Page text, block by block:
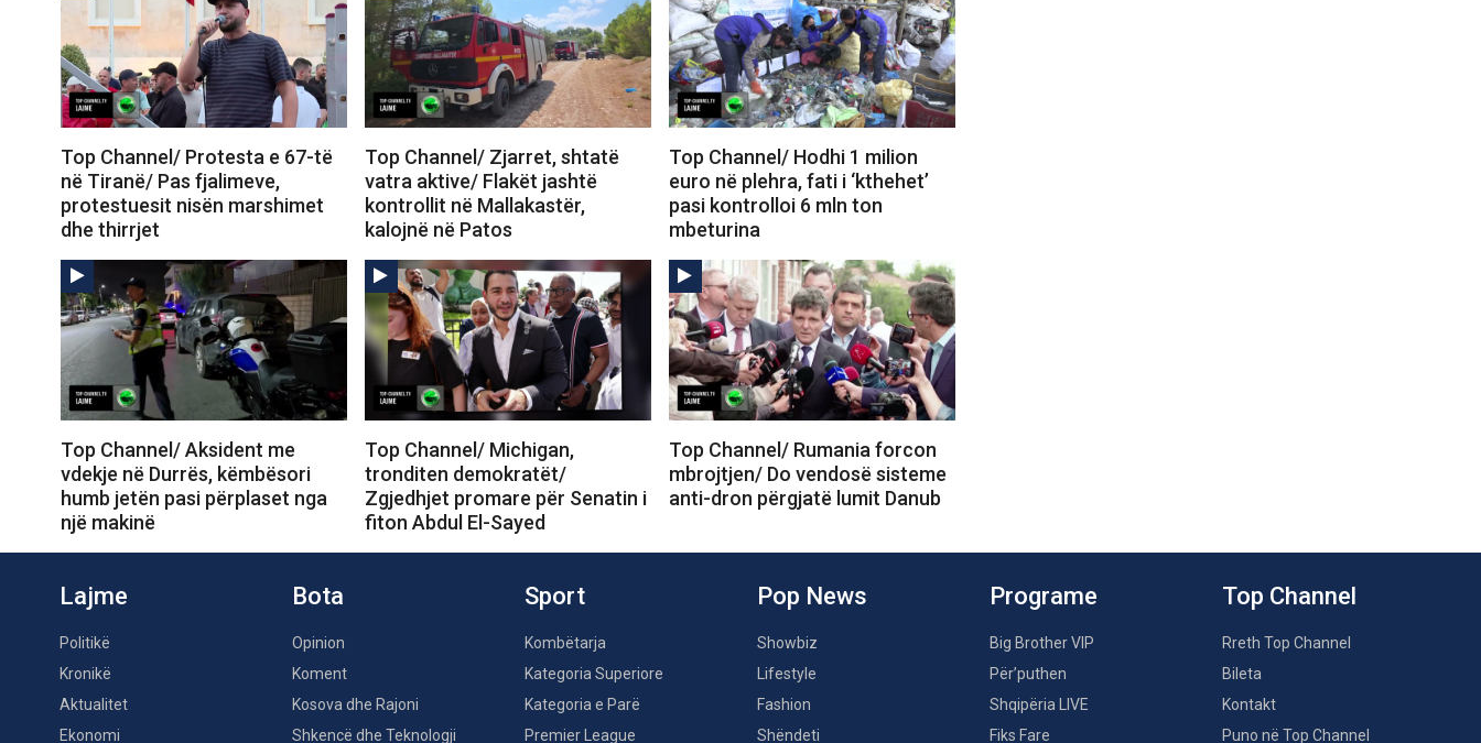
Top Channel/ Protesta e 67-të
në Tiranë/ Pas fjalimeve,
protestuesit nisën marshimet
dhe thirrjet
Top Channel/ Zjarret, shtatë
vatra aktive/ Flakët jashtë
kontrollit në Mallakastër,
kalojnë në Patos
Top Channel/ Hodhi 1 milion
euro në plehra, fati i ‘kthehet’
pasi kontrolloi 6 mln ton
mbeturina
Top Channel/ Aksident me
vdekje në Durrës, këmbësori
humb jetën pasi përplaset nga
një makinë
Top Channel/ Michigan,
tronditen demokratët/
Zgjedhjet promare për Senatin i
fiton Abdul El-Sayed
Top Channel/ Rumania forcon
mbrojtjen/ Do vendosë sisteme
anti-dron përgjatë lumit Danub
Lajme
Politikë
Kronikë
Aktualitet
Ekonomi
Bota
Opinion
Koment
Kosova dhe Rajoni
Shkencë dhe Teknologji
Sport
Kombëtarja
Kategoria Superiore
Kategoria e Parë
Premier League
Pop News
Showbiz
Lifestyle
Fashion
Shëndeti
Programe
Big Brother VIP
Për’puthen
Shqipëria LIVE
Fiks Fare
Top Channel
Rreth Top Channel
Bileta
Kontakt
Puno në Top Channel